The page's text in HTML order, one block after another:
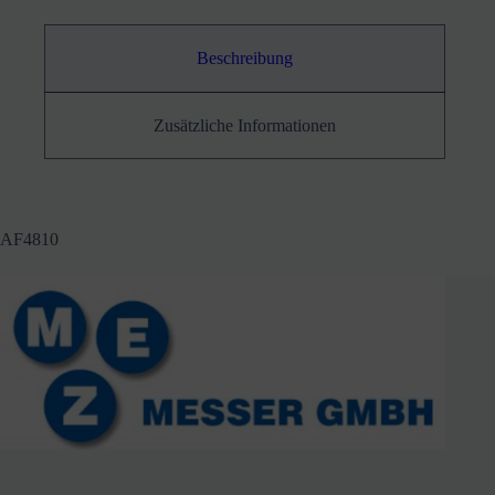
Beschreibung
Zusätzliche Informationen
AF4810